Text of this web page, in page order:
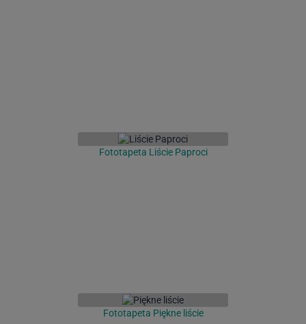
Fototapeta Liście Paproci
Fototapeta Piękne liście